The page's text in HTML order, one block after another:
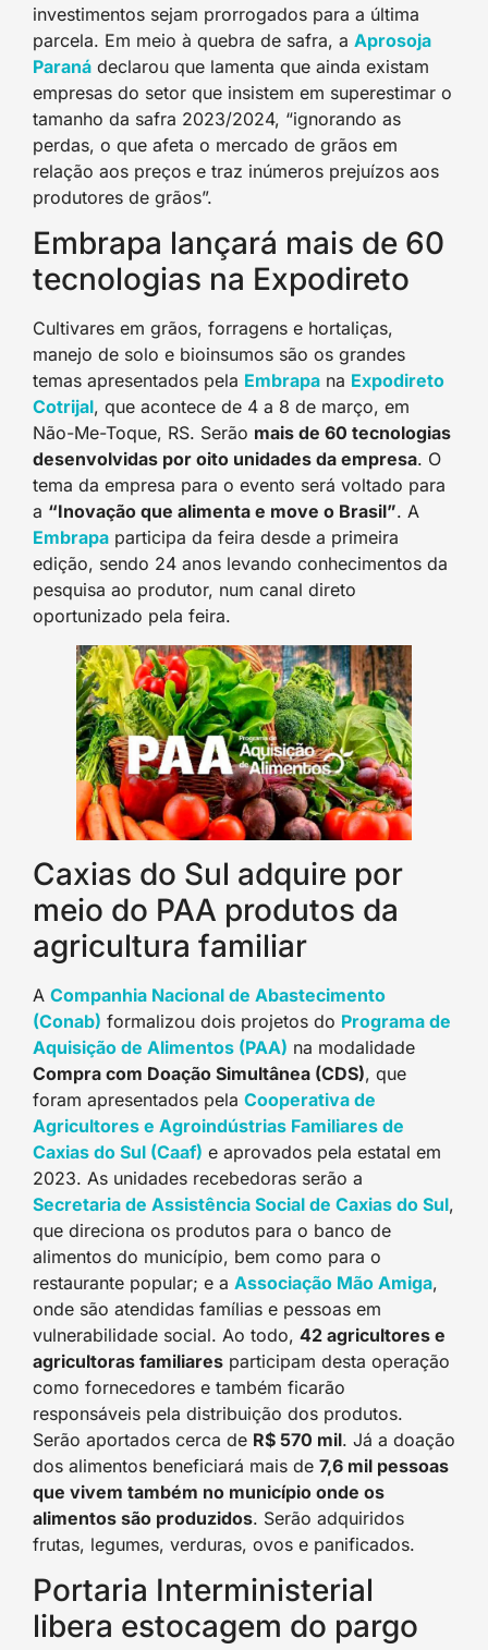
investimentos sejam prorrogados para a última
parcela. Em meio à quebra de safra, a Aprosoja
Paraná declarou que lamenta que ainda existam
empresas do setor que insistem em superestimar o
tamanho da safra 2023/2024, “ignorando as
perdas, o que afeta o mercado de grãos em
relação aos preços e traz inúmeros prejuízos aos
produtores de grãos”.
Embrapa lançará mais de 60
tecnologias na Expodireto
Cultivares em grãos, forragens e hortaliças,
manejo de solo e bioinsumos são os grandes
temas apresentados pela Embrapa na Expodireto
Cotrijal, que acontece de 4 a 8 de março, em
Não-Me-Toque, RS. Serão mais de 60 tecnologias
desenvolvidas por oito unidades da empresa. O
tema da empresa para o evento será voltado para
a “Inovação que alimenta e move o Brasil”. A
Embrapa participa da feira desde a primeira
edição, sendo 24 anos levando conhecimentos da
pesquisa ao produtor, num canal direto
oportunizado pela feira.
Caxias do Sul adquire por
meio do PAA produtos da
agricultura familiar
A Companhia Nacional de Abastecimento
(Conab) formalizou dois projetos do Programa de
Aquisição de Alimentos (PAA) na modalidade
Compra com Doação Simultânea (CDS), que
foram apresentados pela Cooperativa de
Agricultores e Agroindústrias Familiares de
Caxias do Sul (Caaf) e aprovados pela estatal em
2023. As unidades recebedoras serão a
Secretaria de Assistência Social de Caxias do Sul,
que direciona os produtos para o banco de
alimentos do município, bem como para o
restaurante popular; e a Associação Mão Amiga,
onde são atendidas famílias e pessoas em
vulnerabilidade social. Ao todo, 42 agricultores e
agricultoras familiares participam desta operação
como fornecedores e também ficarão
responsáveis pela distribuição dos produtos.
Serão aportados cerca de R$ 570 mil. Já a doação
dos alimentos beneficiará mais de 7,6 mil pessoas
que vivem também no município onde os
alimentos são produzidos. Serão adquiridos
frutas, legumes, verduras, ovos e panificados.
Portaria Interministerial
libera estocagem do pargo